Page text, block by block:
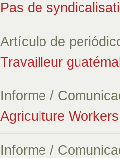
Pas de
Artículo de
Travailleur
Informe /
Agriculture
Informe /